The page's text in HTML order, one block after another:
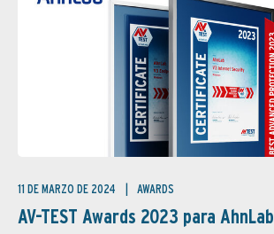
11 DE MARZO DE 2024 AWARDS
AV-TEST Awards 2023 para AhnLab